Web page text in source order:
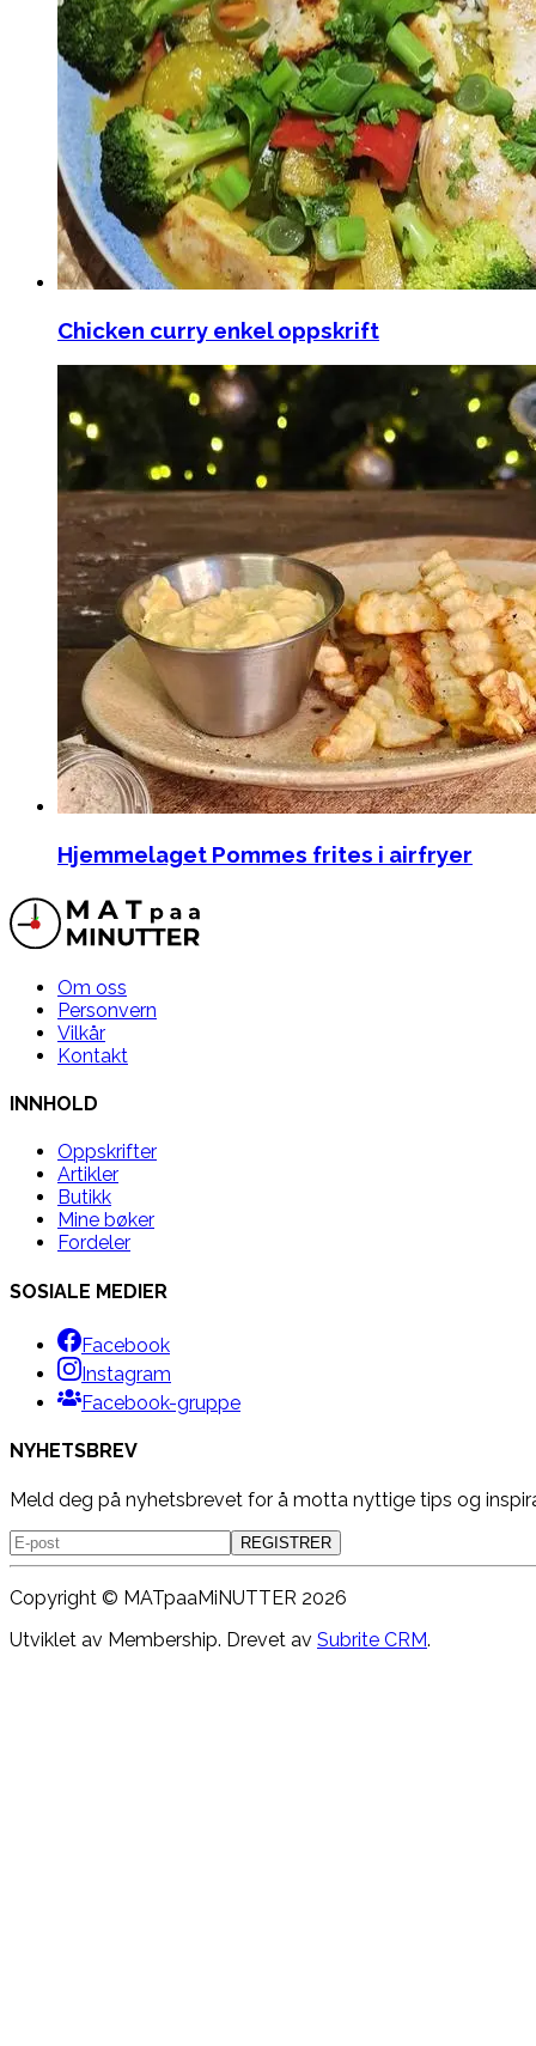
Chicken curry enkel oppskrift
Hjemmelaget Pommes frites i airfryer
Om oss
Personvern
Vilkår
Kontakt
INNHOLD
Oppskrifter
Artikler
Butikk
Mine bøker
Fordeler
SOSIALE MEDIER
Facebook
Instagram
Facebook-gruppe
NYHETSBREV
Meld deg på nyhetsbrevet for å motta nyttige tips og
REGISTRER
Copyright © MATpaaMiNUTTER 2026
Utviklet av Membership. Drevet av Subrite CRM.